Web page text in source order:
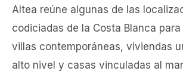
Altea reúne algunas de las
codiciadas de la Costa Blanca
villas contemporáneas, viviendas
alto nivel y casas vinculadas al